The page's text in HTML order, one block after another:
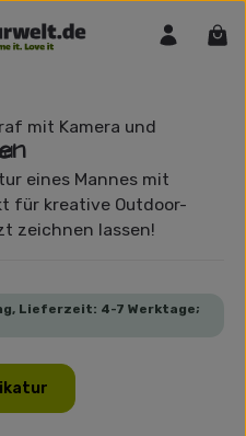
eines Mannes mit
für kreative Outdoor-
zeichnen lassen!
Lieferzeit: 4-7 Werktage;